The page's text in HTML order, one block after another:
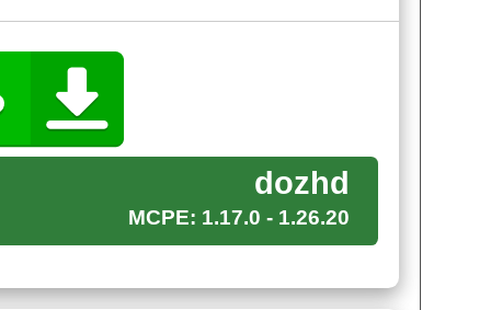
у камина и пить чай, слушая звук
может навести тоску на пользователя.
смогут увеличить количество своей добычи.
dozhd
MCPE: 1.17.0 - 1.26.20